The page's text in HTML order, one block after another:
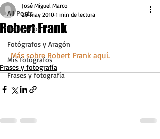
All Posts
Fotógrafos
Fotógrafos y Aragón
Mis fotógrafos
Frases y fotografía
Robert Frank
José Miguel Marco
20 may 2010 1 min de lectura
Más sobre Robert Frank aquí.
Frases y fotografía